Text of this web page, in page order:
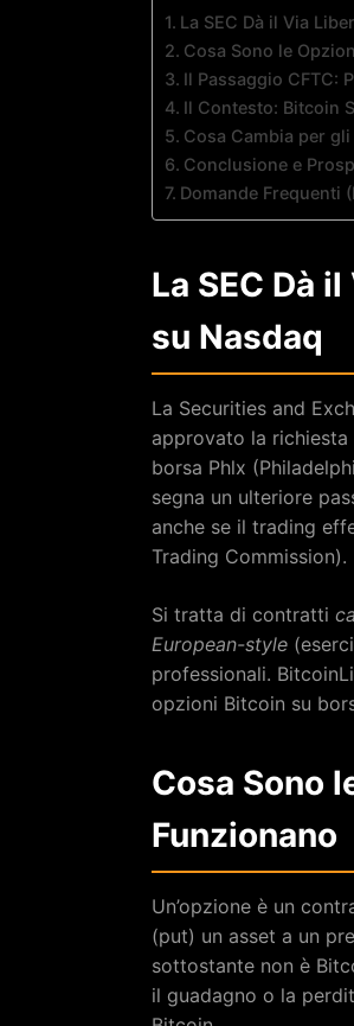
La SEC Dà il Via
Cosa Sono le
Il Passaggio CFTC:
Il Contesto: Bitcoin
Cosa Cambia per
Conclusione e
Domande Frequenti
La SEC Dà
su Nasdaq
La Securities and
approvato la
borsa Phlx
segna un ulteriore
anche se il trading
Trading Commission).
Si tratta di contratti
European-style
professionali.
opzioni Bitcoin su
Cosa Sono
Funzionano
Un’opzione è un
(put) un asset a un
sottostante non è
il guadagno o la